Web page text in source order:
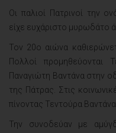
Οι παλιοί Πατρινοί την
είχε ευχάριστο μυρωδάτο
Τον 20ο αιώνα
Πολλοί προμηθεύονται
Παναγιώτη Βαντάνα στην
της Πάτρας. Στις
πίνοντας Τεντούρα Βαντάνα.
Την συνοδεύαν με